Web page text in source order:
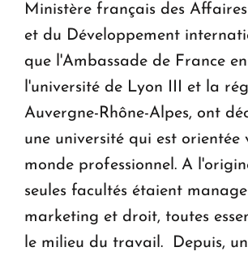
Ministère français des
et du Développement
que l'Ambassade de France
l'université de Lyon III et la
Auvergne-Rhône-Alpes, ont
une université qui est orientée
monde professionnel. A
seules facultés étaient
marketing et droit, toutes
le milieu du travail. Depuis,